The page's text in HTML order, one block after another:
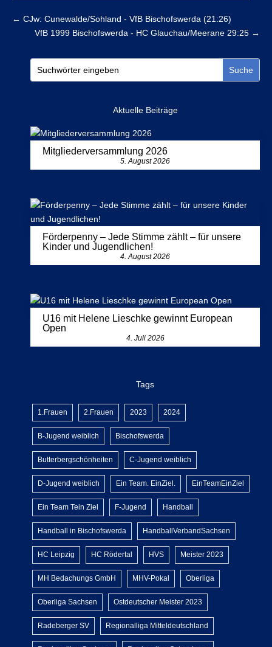
← CJw: Cunewalde/Sohland - VfB Bischofswerda (21:26)
VfB 1999 Bischofswerda - HC Glauchau/Meerane 29:25 →
Aktuelle Beiträge
Mitgliederversammlung 2026
5. August 2026
Förderpenny – Jede Stimme zählt – für unsere
Kinder und Jugendlichen!
4. August 2026
U16 mit Helene Lieschke gewinnt European
Open
4. Juli 2026
Tags
1.Frauen 2.Frauen 2023 2024
B-Jugend weiblich Bischofswerda
Butterbergschönheiten C-Jugend weiblich
D-Jugend weiblich Ein Team. EinZiel. EinTeamEinZiel
Ein Team Tein Ziel F-Jugend Handball
Handball in Bischofswerda HandballVerbandSachsen
HC Leipzig HC Rödertal HVS Meister 2023
MH Bedachungs GmbH MHV-Pokal Oberliga
Oberliga Sachsen Ostdeutscher Meister 2023
Radeberger SV Regionalliga Mitteldeutschland